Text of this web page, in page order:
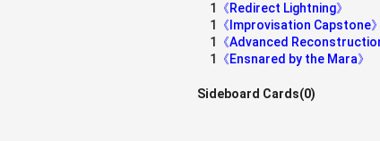
1
《Redirect Lightning》
1
《Improvisation Capstone
1
《Advanced
1
《Ensnared by the Mara》
Sideboard Cards(0)